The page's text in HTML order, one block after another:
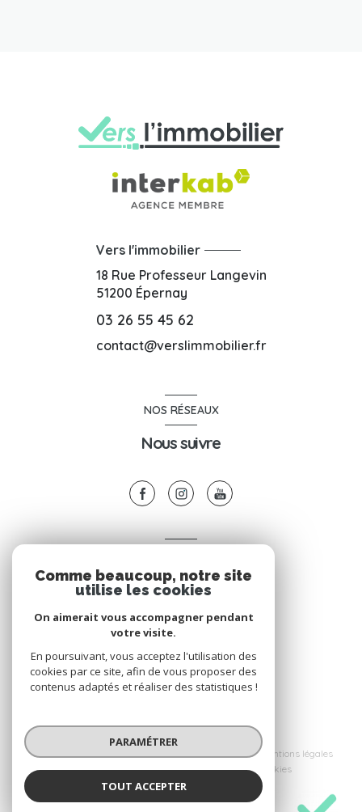
Vers l'immobilier
Vers l'immobilier
18 Rue Professeur Langevin
51200 Épernay
03 26 55 45 62
contact@verslimmobilier.fr
NOS RÉSEAUX
Nous suivre
Espace propriétaire
Mentions légales
Admin
Politique RGPD Cookies
Réalisé par :
Comme beaucoup, notre site
utilise les cookies
On aimerait vous accompagner pendant
votre visite.
En poursuivant, vous acceptez l'utilisation des
cookies par ce site, afin de vous proposer des
contenus adaptés et réaliser des statistiques !
PARAMÉTRER
TOUT ACCEPTER